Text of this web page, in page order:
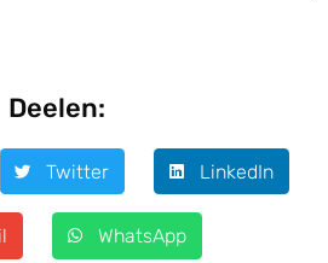
Deelen:
Twitter LinkedIn
WhatsApp